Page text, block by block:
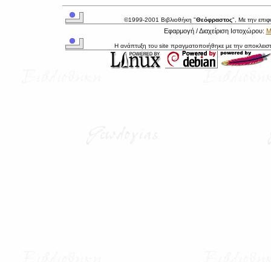
©1999-2001 Βιβλιοθήκη "Θεόφραστος", Με την
Εφαρμογή / Διαχείριση Ιστοχώρου:
Η ανάπτυξη του site πραγματοποιήθηκε με την